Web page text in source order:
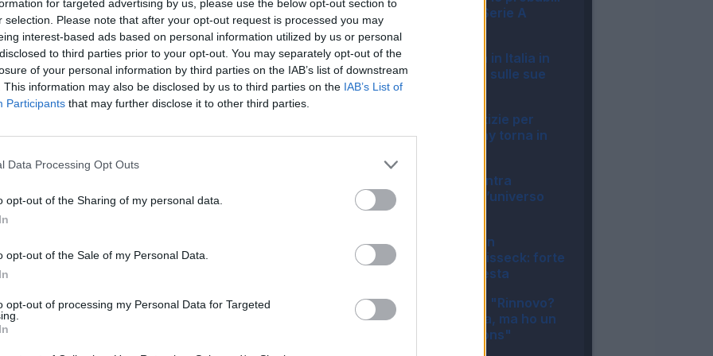
for targeted advertising by us, please use the below opt-out section to
selection. Please note that after your opt-out request is processed you may
interest-based ads based on personal information utilized by us or personal
to third parties prior to your opt-out. You may separately opt-out of the
of your personal information by third parties on the IAB’s list of downstream
This information may also be disclosed by us to third parties on the IAB’s List of
Participants that may further disclose it to other third parties.
Data Processing Opt Outs
opt-out of the Sharing of my personal data.
opt-out of the Sale of my Personal Data.
opt-out of processing my Personal Data for Targeted
Partite a voto
Media Voto
-
formazioni della Serie A
Enilive 2026/27
09:16
Milan, Gila rientra in Italia in
anticipo: le ultime sulle sue
condizioni
Napoli, buone notizie per
Allegri: McTominay torna in
17:38
La Lega Serie B entra
ufficialmente nell’universo
Fantacalcio®
Inter, duro colpo in
amichevole per Bisseck: forte
contusione alla testa
Inter, Mkhitaryan: "Rinnovo?
Nessuna garanzia, ma ho un
sogno in Champions"